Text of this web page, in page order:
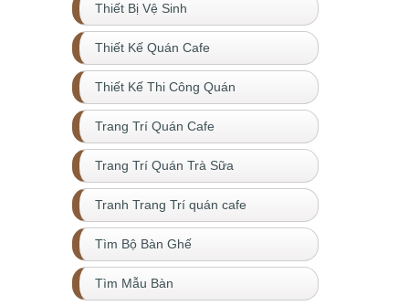
Thiết Bị Vệ Sinh
Thiết Kế Quán Cafe
Thiết Kế Thi Công Quán
Trang Trí Quán Cafe
Trang Trí Quán Trà Sữa
Tranh Trang Trí quán cafe
Tìm Bộ Bàn Ghế
Tìm Mẫu Bàn